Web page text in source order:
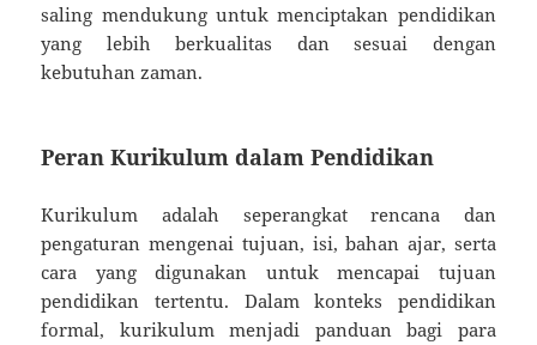
saling mendukung untuk menciptakan pendidikan
yang lebih berkualitas dan sesuai dengan
kebutuhan zaman.
Peran Kurikulum dalam Pendidikan
Kurikulum adalah seperangkat rencana dan
pengaturan mengenai tujuan, isi, bahan ajar, serta
cara yang digunakan untuk mencapai tujuan
pendidikan tertentu. Dalam konteks pendidikan
formal, kurikulum menjadi panduan bagi para